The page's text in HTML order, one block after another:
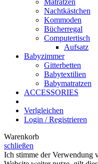
Matratzen
Nachtkästchen
Kommoden
Bücherregal
Computertisch
Aufsatz
Babyzimmer
Gitterbetten
Babytextilien
Babymatratzen
ACCESSORIES
Verlgleichen
Login / Registrieren
Warenkorb
schließen
Ich stimme der Verwendung